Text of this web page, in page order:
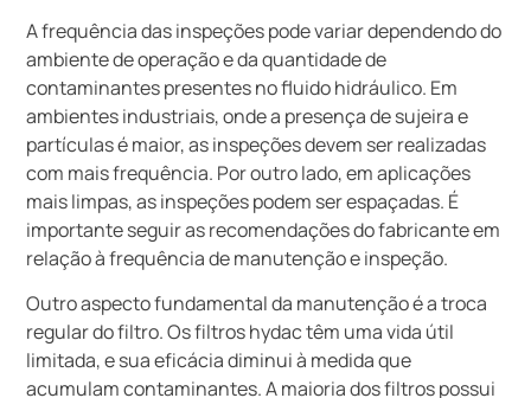
A frequência das inspeções pode variar dependendo do
ambiente de operação e da quantidade de
contaminantes presentes no fluido hidráulico. Em
ambientes industriais, onde a presença de sujeira e
partículas é maior, as inspeções devem ser realizadas
com mais frequência. Por outro lado, em aplicações
mais limpas, as inspeções podem ser espaçadas. É
importante seguir as recomendações do fabricante em
relação à frequência de manutenção e inspeção.
Outro aspecto fundamental da manutenção é a troca
regular do filtro. Os filtros hydac têm uma vida útil
limitada, e sua eficácia diminui à medida que
acumulam contaminantes. A maioria dos filtros possui